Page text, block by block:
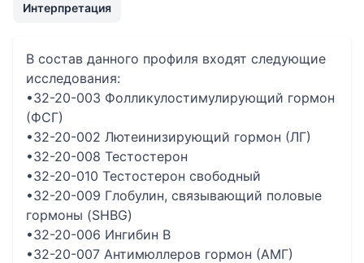
Интерпретация
В состав данного профиля входят следующие
исследования:
•32-20-003 Фолликулостимулирующий гормон
(ФСГ)
•32-20-002 Лютеинизирующий гормон (ЛГ)
•32-20-008 Тестостерон
•32-20-010 Тестостерон свободный
•32-20-009 Глобулин, связывающий половые
гормоны (SHBG)
•32-20-006 Ингибин В
•32-20-007 Антимюллеров гормон (АМГ)